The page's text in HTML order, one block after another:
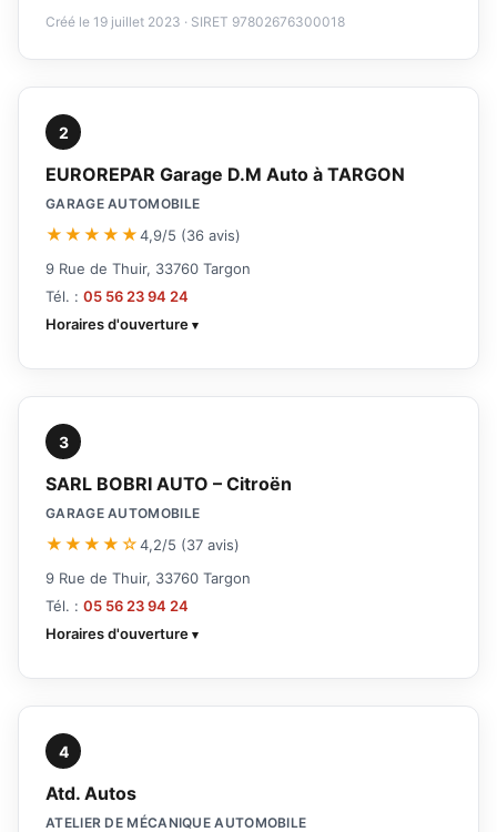
Créé le 19 juillet 2023 · SIRET 97802676300018
2
EUROREPAR Garage D.M Auto à TARGON
GARAGE AUTOMOBILE
★★★★★4,9/5 (36 avis)
9 Rue de Thuir, 33760 Targon
Tél. : 05 56 23 94 24
Horaires d'ouverture
3
SARL BOBRI AUTO – Citroën
GARAGE AUTOMOBILE
★★★★☆4,2/5 (37 avis)
9 Rue de Thuir, 33760 Targon
Tél. : 05 56 23 94 24
Horaires d'ouverture
4
Atd. Autos
ATELIER DE MÉCANIQUE AUTOMOBILE